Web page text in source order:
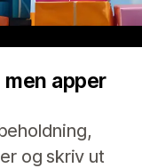
apper
og skriv ut